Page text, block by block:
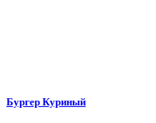
Бургер Куриный